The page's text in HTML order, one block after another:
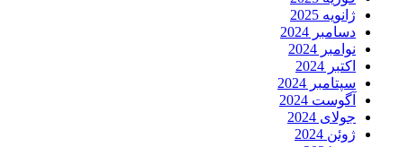
ژانویه 2025
دسامبر 2024
نوامبر 2024
اکتبر 2024
سپتامبر 2024
آگوست 2024
جولای 2024
ژوئن 2024